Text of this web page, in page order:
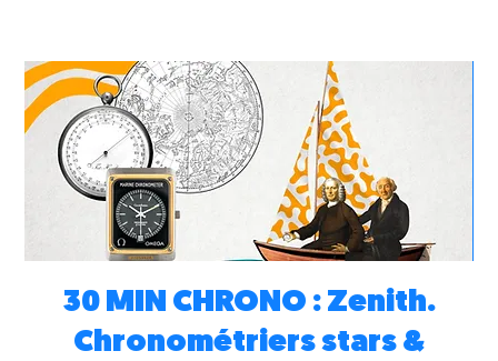
30 MIN CHRONO : Zenith.
Chronométriers stars &